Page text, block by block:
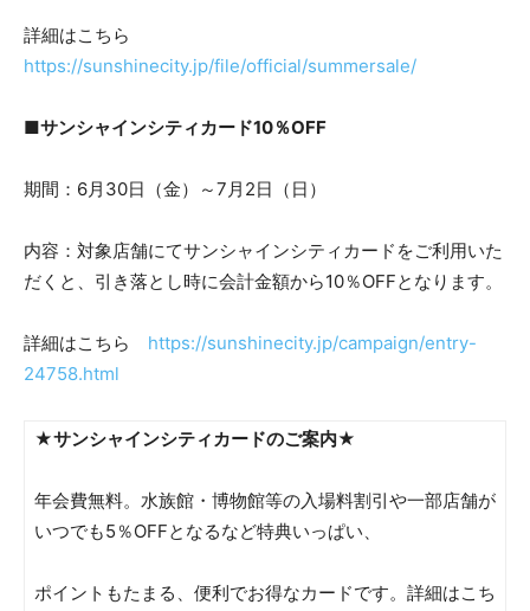
詳細はこちら
https://sunshinecity.jp/file/official/summersale/
■サンシャインシティカード10％OFF
期間：6月30日（金）～7月2日（日）
内容：対象店舗にてサンシャインシティカードをご利用いた
だくと、引き落とし時に会計金額から10％OFFとなります。
詳細はこちら https://sunshinecity.jp/campaign/entry-
24758.html
★サンシャインシティカードのご案内★
年会費無料。水族館・博物館等の入場料割引や一部店舗が
いつでも5％OFFとなるなど特典いっぱい、
ポイントもたまる、便利でお得なカードです。詳細はこち